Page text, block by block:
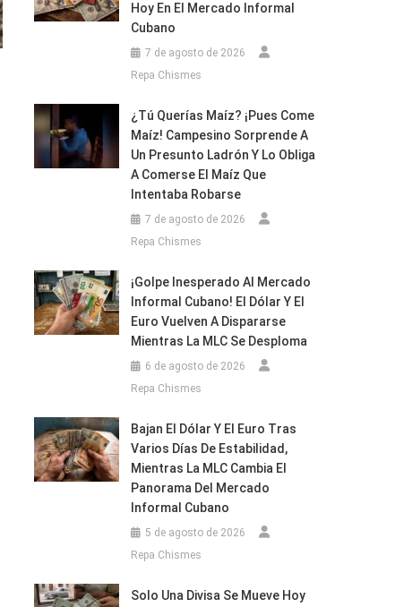
Hoy En El Mercado Informal
Cubano
7 de agosto de 2026
Repa Chismes
¿Tú Querías Maíz? ¡Pues Come
Maíz! Campesino Sorprende A
Un Presunto Ladrón Y Lo Obliga
A Comerse El Maíz Que
Intentaba Robarse
7 de agosto de 2026
Repa Chismes
¡Golpe Inesperado Al Mercado
Informal Cubano! El Dólar Y El
Euro Vuelven A Dispararse
Mientras La MLC Se Desploma
6 de agosto de 2026
Repa Chismes
Bajan El Dólar Y El Euro Tras
Varios Días De Estabilidad,
Mientras La MLC Cambia El
Panorama Del Mercado
Informal Cubano
5 de agosto de 2026
Repa Chismes
Solo Una Divisa Se Mueve Hoy